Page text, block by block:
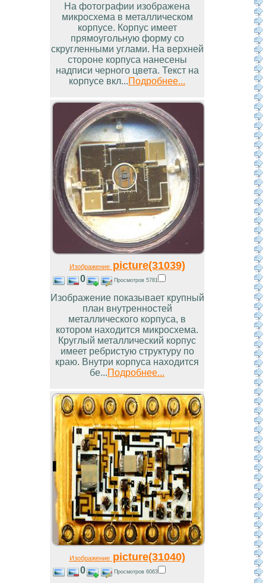
На фотографии изображена
микросхема в металлическом
корпусе. Корпус имеет
прямоугольную форму со
скругленными углами. На верхней
стороне корпуса нанесены
надписи черного цвета. Текст на
корпусе вкл...Подробнее...
Изображениеpicture(31039)
0 Просмотров 5781
Изображение показывает крупный
план внутренностей
металлического корпуса, в
котором находится микросхема.
Круглый металлический корпус
имеет ребристую структуру по
краю. Внутри корпуса находится
бе...Подробнее...
Изображениеpicture(31040)
0 Просмотров 6063